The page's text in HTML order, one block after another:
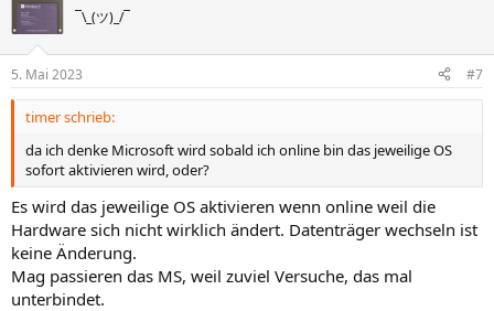
t
v
S
t
i
m
e
t
v
S
t
i
m
e
¯\_(ツ)_/¯
5. Mai 2023 #7
timer schrieb:
da ich denke Microsoft wird sobald ich online bin das jeweilige OS
sofort aktivieren wird, oder?
Es wird das jeweilige OS aktivieren wenn online weil die
Hardware sich nicht wirklich ändert. Datenträger wechseln ist
keine Änderung.
Mag passieren das MS, weil zuviel Versuche, das mal
unterbindet.